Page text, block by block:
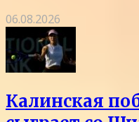
06.08.2026
Калинская